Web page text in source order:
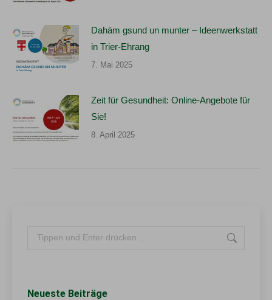
Dahäm gsund un munter – Ideenwerkstatt
in Trier-Ehrang
7. Mai 2025
Zeit für Gesundheit: Online-Angebote für
Sie!
8. April 2025
Search:
Neueste Beiträge